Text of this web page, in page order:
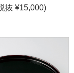
抜 ¥15,000)